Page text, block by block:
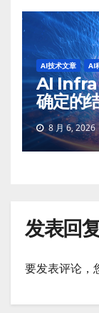
AI技术文章 AI
AI Infra
确定的
8 月 6, 2026
发表回
要发表评论，